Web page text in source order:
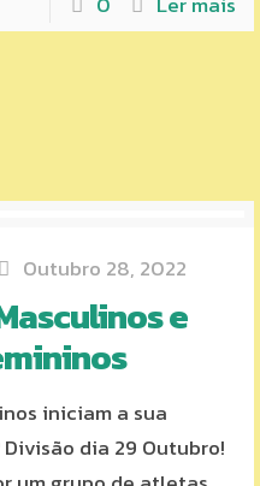
Outubro 28, 2022
e
iniciam a sua
dia 29 Outubro!